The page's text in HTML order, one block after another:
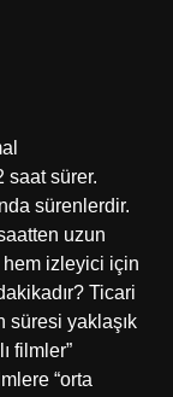
saat sürer.
sürenlerdir.
uzun
izleyici için
Ticari
süresi yaklaşık
filmler”
“orta